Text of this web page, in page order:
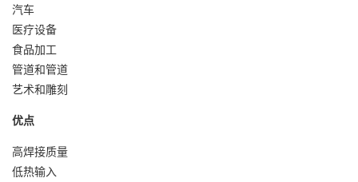
汽车
医疗设备
食品加工
管道和管道
艺术和雕刻
优点
高焊接质量
低热输入